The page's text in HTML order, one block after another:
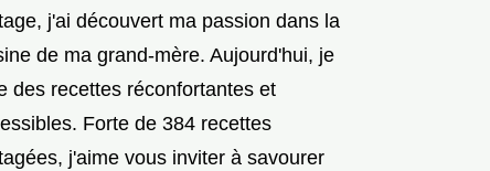
j'ai découvert ma passion dans la
de ma grand-mère. Aujourd'hui, je
des recettes réconfortantes et
Forte de 384 recettes
j'aime vous inviter à savourer